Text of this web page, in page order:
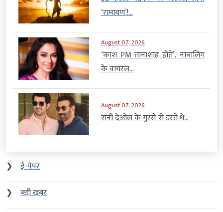
‘रामायण’!...
August 07, 2026
‘काश PM तानाशाह होते’, नाबालिग
के वायरल...
August 07, 2026
सनी देओल के गुस्से से डरते थे...
❯
ई-पेपर
❯
बड़ी खबर